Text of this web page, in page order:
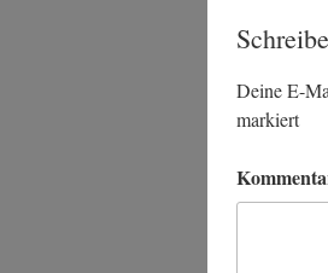
Deine E-
markiert